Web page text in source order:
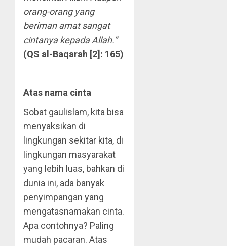
orang-orang yang
beriman amat sangat
cintanya kepada Allah.”
(QS al-Baqarah [2]: 165)
Atas nama cinta
Sobat gaulislam, kita bisa
menyaksikan di
lingkungan sekitar kita, di
lingkungan masyarakat
yang lebih luas, bahkan di
dunia ini, ada banyak
penyimpangan yang
mengatasnamakan cinta.
Apa contohnya? Paling
mudah pacaran. Atas